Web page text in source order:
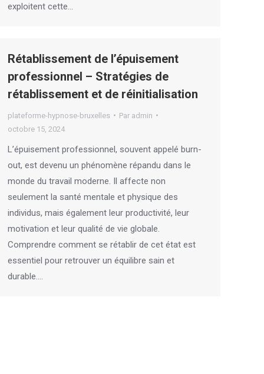
exploitent cette…
Rétablissement de l’épuisement
professionnel – Stratégies de
rétablissement et de réinitialisation
plateforme-hypnose-bruxelles Par admin
octobre 15, 2024
L’épuisement professionnel, souvent appelé burn-
out, est devenu un phénomène répandu dans le
monde du travail moderne. Il affecte non
seulement la santé mentale et physique des
individus, mais également leur productivité, leur
motivation et leur qualité de vie globale.
Comprendre comment se rétablir de cet état est
essentiel pour retrouver un équilibre sain et
durable.…